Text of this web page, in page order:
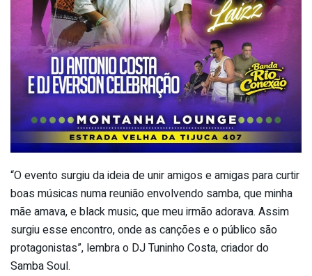
“O evento surgiu da ideia de unir amigos e amigas para curtir
boas músicas numa reunião envolvendo samba, que minha
mãe amava, e black music, que meu irmão adorava. Assim
surgiu esse encontro, onde as canções e o público são
protagonistas”, lembra o DJ Tuninho Costa, criador do
Samba Soul.